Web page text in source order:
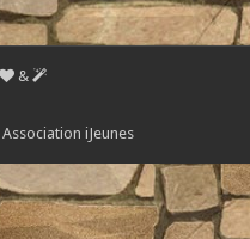
&
Association iJeunes